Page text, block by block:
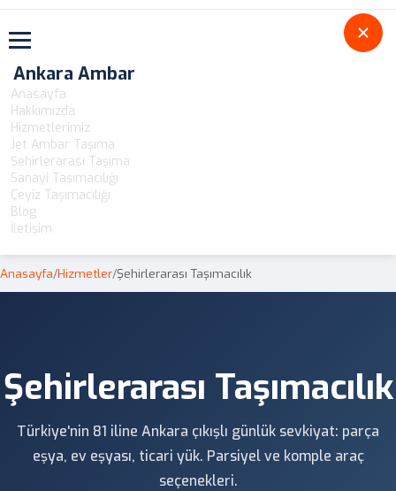
Toggle navigation
Ankara Ambar
Anasayfa
Hakkımızda
Hizmetlerimiz
Jet Ambar Taşıma
Şehirlerarası Taşıma
Sanayi Taşımacılığı
Çeyiz Taşımacılığı
Blog
İletişim
Anasayfa/Hizmetler/Şehirlerarası Taşımacılık
Şehirlerarası Taşımacılık
Türkiye'nin 81 iline Ankara çıkışlı günlük sevkiyat: parça
eşya, ev eşyası, ticari yük. Parsiyel ve komple araç
seçenekleri.